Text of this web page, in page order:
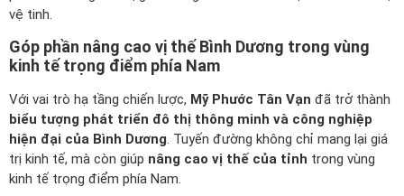
vệ tinh.
Góp phần nâng cao vị thế Bình Dương trong vùng
kinh tế trọng điểm phía Nam
Với vai trò hạ tầng chiến lược, Mỹ Phước Tân Vạn đã trở thành
biểu tượng phát triển đô thị thông minh và công nghiệp
hiện đại của Bình Dương. Tuyến đường không chỉ mang lại giá
trị kinh tế, mà còn giúp nâng cao vị thế của tỉnh trong vùng
kinh tế trọng điểm phía Nam.